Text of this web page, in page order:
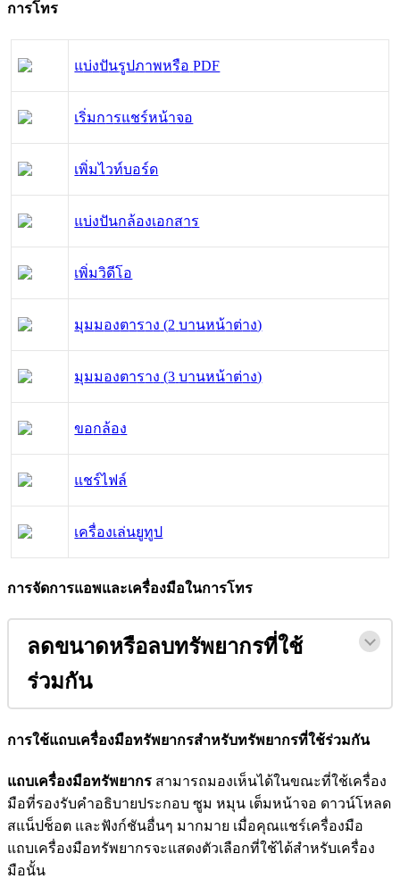
การโทร
แบงปนรปภาพหรอ PDF
เรมการแชรหนาจอ
เพมไวทบอรด
แบงปนกลองเอกสาร
เพมวดโอ
มมมองตาราง (2 บานหนาตาง)
มมมองตาราง (3 บานหนาตาง)
ขอกลอง
แชรไฟล
เครองเลนยทป
การจดการแอพและเครองมอในการโทร
ลดขนาดหรอลบทรพยากรทใช
รวมกน
การใชแถบเครองมอทรพยากรสหรบทรพยากรทใชรวมกน
แถบเครองมอทรพยากร สามารถมองเหนไดในขณะทใชเครอง
มอทรองรบคอธบายประกอบ ซม หมน เตมหนาจอ ดาวนโหลด
สแนปชอต และฟงกชนอนๆ มากมาย เมอคณแชรเครองมอ
แถบเครองมอทรพยากรจะแสดงตวเลอกทใชไดสหรบเครอง
มอนน